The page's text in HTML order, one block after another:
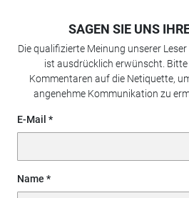
SAGEN SIE UNS
Die qualifizierte Meinung unserer
ist ausdrücklich erwünscht. Bitte
Kommentaren auf die Netiquette,
angenehme Kommunikation zu
E-Mail
Name